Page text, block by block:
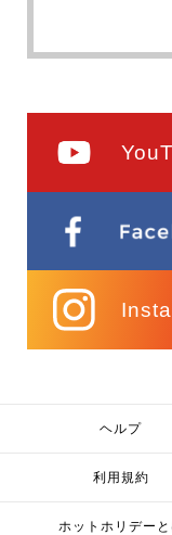
ヘルプ
利用規約
ホットホリデーと